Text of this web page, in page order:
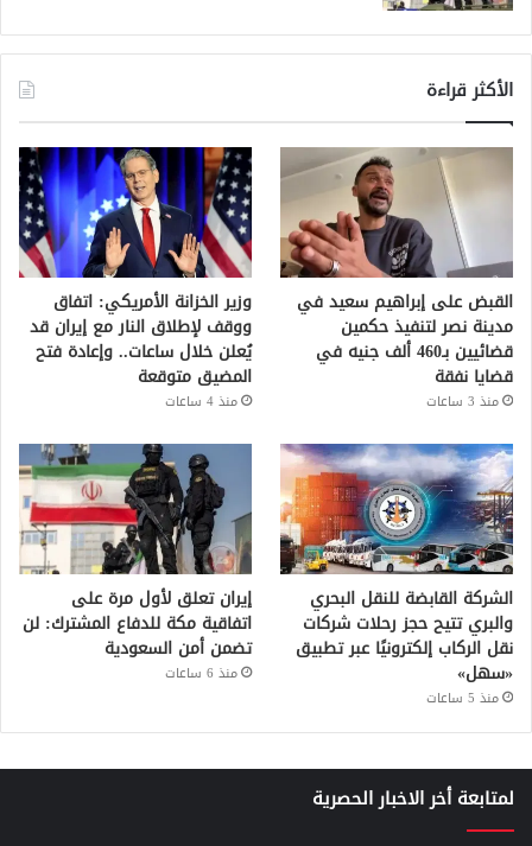
الأكثر قراءة
القبض على إبراهيم سعيد في
مدينة نصر لتنفيذ حكمين
قضائيين بـ460 ألف جنيه في
قضايا نفقة
منذ 3 ساعات
وزير الخزانة الأمريكي: اتفاق
ووقف لإطلاق النار مع إيران قد
يُعلن خلال ساعات.. وإعادة فتح
المضيق متوقعة
منذ 4 ساعات
الشركة القابضة للنقل البحري
والبري تتيح حجز رحلات شركات
نقل الركاب إلكترونيًا عبر تطبيق
«سهل»
منذ 5 ساعات
إيران تعلق لأول مرة على
اتفاقية مكة للدفاع المشترك: لن
تضمن أمن السعودية
منذ 6 ساعات
لمتابعة أخر الاخبار الحصرية